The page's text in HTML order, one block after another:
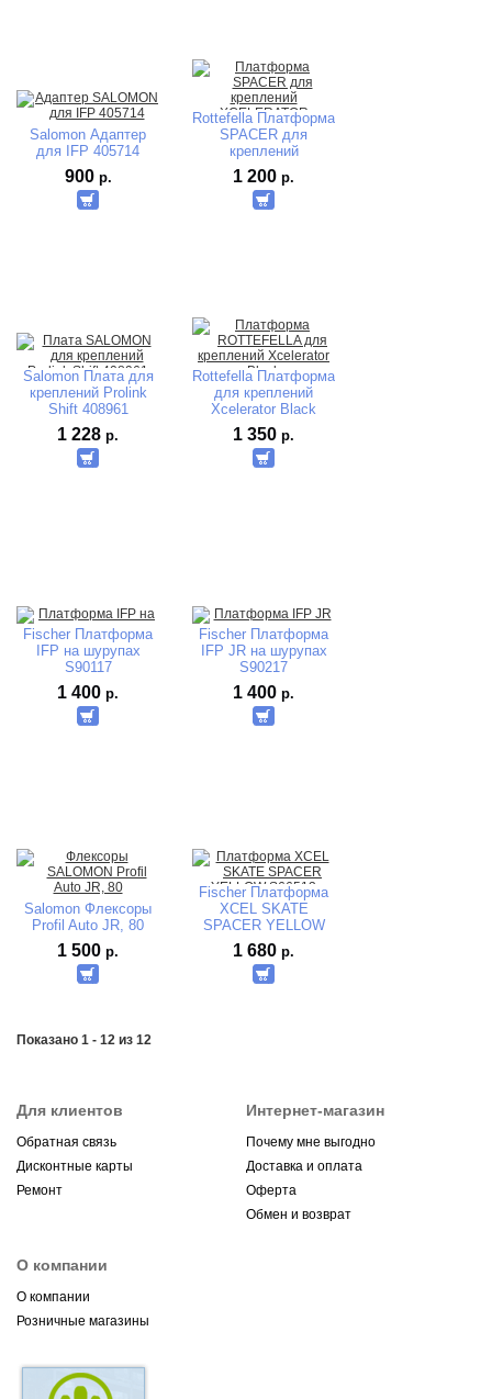
Salomon Адаптер
для IFP 405714
900 р.
Rottefella Платформа
SPACER для
креплений
XCELERATOR
1 200 р.
Salomon Плата для
креплений Prolink
Shift 408961
1 228 р.
Rottefella Платформа
для креплений
Xcelerator Black
40800040
1 350 р.
Fischer Платформа
IFP на шурупах
S90117
1 400 р.
Fischer Платформа
IFP JR на шурупах
S90217
1 400 р.
Salomon Флексоры
Profil Auto JR, 80
1 500 р.
Fischer Платформа
XCEL SKATE
SPACER YELLOW
S66513
1 680 р.
Показано 1 - 12 из 12
Для клиентов
Обратная связь
Дисконтные карты
Ремонт
Интернет-магазин
Почему мне выгодно
Доставка и оплата
Оферта
Обмен и возврат
О компании
О компании
Розничные магазины